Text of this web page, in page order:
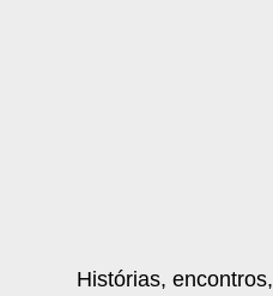
Histórias,